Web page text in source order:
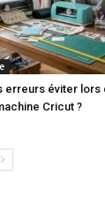
erreurs éviter lors
Cricut ?